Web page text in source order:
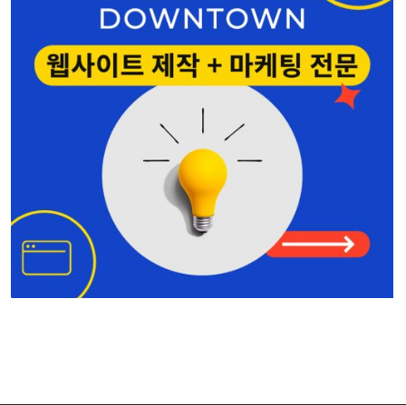
CPADowntown Team
웹사이트 제작 & 마케팅 전문
Bridge Law, PC
Lynnwood
425-541-8611